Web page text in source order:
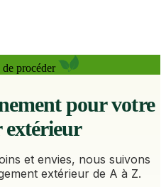
procéder
pour votre
extérieur
et envies, nous suivons
extérieur de A à Z.